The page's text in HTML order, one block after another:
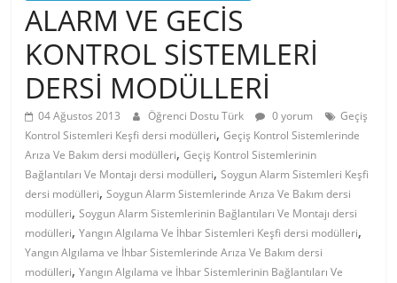
ALARM VE GECİS
KONTROL SİSTEMLERİ
DERSİ MODÜLLERİ
04 Ağustos 2013 Öğrenci Dostu Türk 0 yorum
Geçiş
Kontrol Sistemleri Keşfi dersi modülleri,Geçiş Kontrol Sistemlerinde
Arıza Ve Bakım dersi modülleri,Geçiş Kontrol Sistemlerinin
Bağlantıları Ve Montajı dersi modülleri,Soygun Alarm Sistemleri Keşfi
dersi modülleri,Soygun Alarm Sistemlerinde Arıza Ve Bakım dersi
modülleri,Soygun Alarm Sistemlerinin Bağlantıları Ve Montajı dersi
modülleri,Yangın Algılama Ve İhbar Sistemleri Keşfi dersi modülleri,
Yangın Algılama ve İhbar Sistemlerinde Arıza Ve Bakım dersi
modülleri,Yangın Algılama ve İhbar Sistemlerinin Bağlantıları Ve